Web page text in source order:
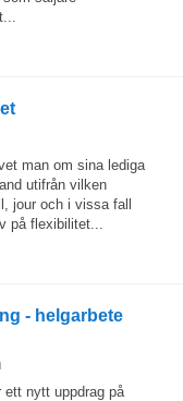
man om sina lediga
utifrån vilken
jour och i vissa fall
på flexibilitet...
- helgarbete
ett nytt uppdrag på